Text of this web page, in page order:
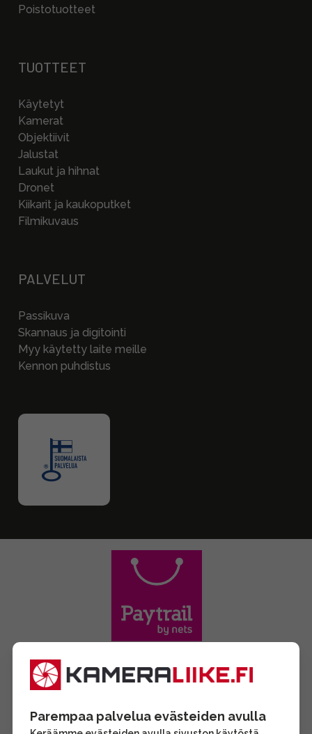
Poistotuotteet
TUOTTEET
Käytetyt
Kamerat
Objektiivit
Jalustat
Laukut ja hihnat
Dronet
Kiikarit ja kaukoputket
Filmikuvaus
PALVELUT
Passikuva
Skannaus ja digitointi
Myy käytetty laite meille
Kennon puhdistus
Parempaa palvelua evästeiden avulla